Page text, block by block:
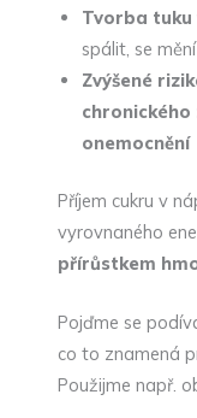
Tvorba
spálit, se
Zvýšené
onemocnění
Příjem cukru v
vyrovnaného
přírůstkem
Pojďme se
co to znamená
Použijme např.